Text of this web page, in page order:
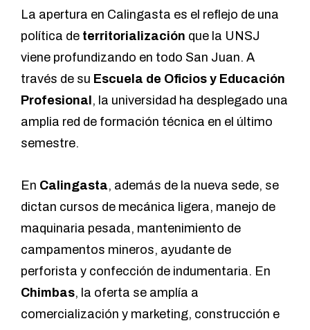
La apertura en Calingasta es el reflejo de una
política de territorialización que la UNSJ
viene profundizando en todo San Juan. A
través de su Escuela de Oficios y Educación
Profesional, la universidad ha desplegado una
amplia red de formación técnica en el último
semestre.
En Calingasta, además de la nueva sede, se
dictan cursos de mecánica ligera, manejo de
maquinaria pesada, mantenimiento de
campamentos mineros, ayudante de
perforista y confección de indumentaria. En
Chimbas, la oferta se amplía a
comercialización y marketing, construcción e